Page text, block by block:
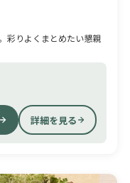
彩りよくまとめたい懇親
詳細を見る